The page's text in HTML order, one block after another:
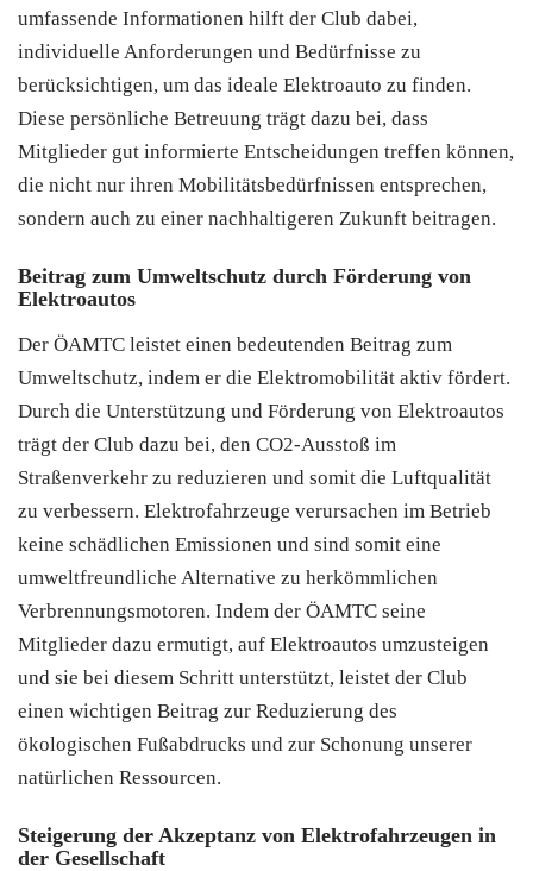
umfassende Informationen hilft der Club dabei,
individuelle Anforderungen und Bedürfnisse zu
berücksichtigen, um das ideale Elektroauto zu finden.
Diese persönliche Betreuung trägt dazu bei, dass
Mitglieder gut informierte Entscheidungen treffen können,
die nicht nur ihren Mobilitätsbedürfnissen entsprechen,
sondern auch zu einer nachhaltigeren Zukunft beitragen.
Beitrag zum Umweltschutz durch Förderung von
Elektroautos
Der ÖAMTC leistet einen bedeutenden Beitrag zum
Umweltschutz, indem er die Elektromobilität aktiv fördert.
Durch die Unterstützung und Förderung von Elektroautos
trägt der Club dazu bei, den CO2-Ausstoß im
Straßenverkehr zu reduzieren und somit die Luftqualität
zu verbessern. Elektrofahrzeuge verursachen im Betrieb
keine schädlichen Emissionen und sind somit eine
umweltfreundliche Alternative zu herkömmlichen
Verbrennungsmotoren. Indem der ÖAMTC seine
Mitglieder dazu ermutigt, auf Elektroautos umzusteigen
und sie bei diesem Schritt unterstützt, leistet der Club
einen wichtigen Beitrag zur Reduzierung des
ökologischen Fußabdrucks und zur Schonung unserer
natürlichen Ressourcen.
Steigerung der Akzeptanz von Elektrofahrzeugen in
der Gesellschaft